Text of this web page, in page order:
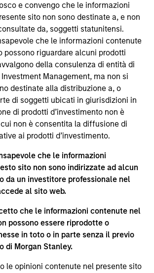
e convengo che le informazioni
sito non sono destinate a, e non
da, soggetti statunitensi.
che le informazioni contenute
possono riguardare alcuni prodotti
della consulenza di entità di
Management, ma non si
destinate alla distribuzione a, o
di soggetti ubicati in giurisdizioni in
di prodotti d’investimento non è
non è consentita la diffusione di
ai prodotti d’investimento.
che le informazioni
sito non sono indirizzate ad alcun
da un investitore professionale nel
al sito web.
che le informazioni contenute nel
possono essere riprodotte o
in toto o in parte senza il previo
di Morgan Stanley.
le opinioni contenute nel presente sito
Director and serves as a
for Atlanta Capital's High Quality
Quality Focused Growth, and
Equity portfolios. Prior to
1999, Mr. Walton was an equity
at The Robinson-Humphrey
he was responsible for the
growth industries. Mr.
Chartered Financial Analyst
is a graduate of Colgate University
a Bachelor of Arts degree with a
in Economics and Political
his MBA from Emory
Mr. Walton holds the
Sustainability Accounting (FSA)
by the International Sustainability
Equity Team